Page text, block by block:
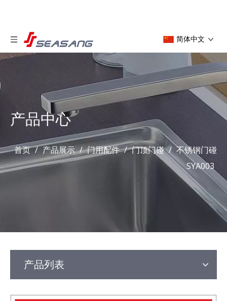
简体中文
产品中心
首页 / 产品展示 / 门用配件 / 门顶门碰 / 不锈钢门碰
SYA003
产品列表